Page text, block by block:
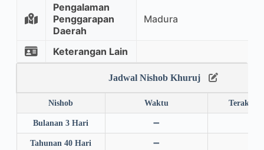
Pengalaman
Penggarapan
Daerah
Madura
Keterangan Lain
Jadwal Nishob Khuruj
Nishob Waktu Terakhir
Bulanan 3 Hari ➖
Tahunan 40 Hari ➖